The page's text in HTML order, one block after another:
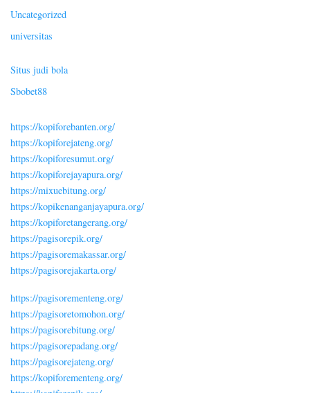
Uncategorized
universitas
Situs judi bola
Sbobet88
https://kopiforebanten.org/
https://kopiforejateng.org/
https://kopiforesumut.org/
https://kopiforejayapura.org/
https://mixuebitung.org/
https://kopikenanganjayapura.org/
https://kopiforetangerang.org/
https://pagisorepik.org/
https://pagisoremakassar.org/
https://pagisorejakarta.org/
https://pagisorementeng.org/
https://pagisoretomohon.org/
https://pagisorebitung.org/
https://pagisorepadang.org/
https://pagisorejateng.org/
https://kopiforementeng.org/